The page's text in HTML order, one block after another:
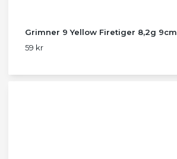
Grimner 9 Yellow Firetiger 8,2g 9cm
59 kr